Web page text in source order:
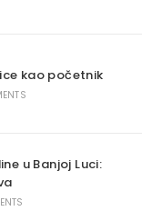
kao početnik
u Banjoj Luci: